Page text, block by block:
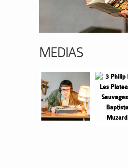
MEDIAS